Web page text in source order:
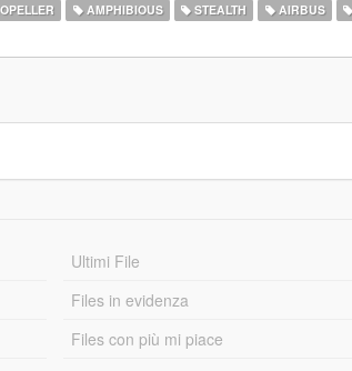
AMPHIBIOUS STEALTH AIRBUS
Ultimi File
Files in evidenza
Files con più mi piace